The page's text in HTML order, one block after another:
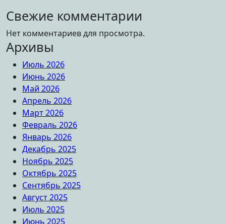
Свежие комментарии
Нет комментариев для просмотра.
Архивы
Июль 2026
Июнь 2026
Май 2026
Апрель 2026
Март 2026
Февраль 2026
Январь 2026
Декабрь 2025
Ноябрь 2025
Октябрь 2025
Сентябрь 2025
Август 2025
Июль 2025
Июнь 2025